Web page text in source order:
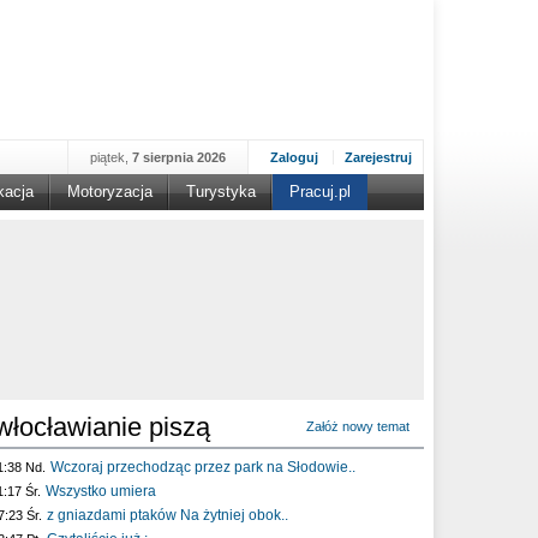
Zaloguj Zarejestruj
piątek, 7 sierpnia 2026
Motoryzacja Turystyka Pracuj.pl
piszą Załóż nowy temat
Nd. Wczoraj przechodząc przez park na Słodowie..
Śr. Wszystko umiera
Śr. z gniazdami ptaków Na żytniej obok..